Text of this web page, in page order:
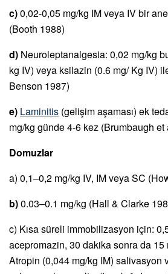
c)0,02-0,05 mg/kg IM veya IV bir
(Booth 1988)
d) Neuroleptanalgesia: 0,02 mg/kg
kg IV) veya ksilazin (0.6 mg/ Kg IV)
Benson 1987)
e) Laminitis (gelişim aşaması) ek
mg/kg günde 4-6 kez (Brumbaugh et
Domuzlar
a) 0,1–0,2 mg/kg IV, IM veya SC
b)0.03–0.1 mg/kg (Hall & Clarke
c) Kısa süreli immobilizasyon için:
acepromazin, 30 dakika sonra da 15
Atropin (0,044 mg/kg IM) salivasyon